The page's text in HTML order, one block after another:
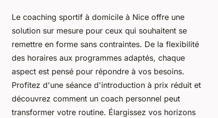
Le coaching sportif à domicile à Nice offre une
solution sur mesure pour ceux qui souhaitent se
remettre en forme sans contraintes. De la flexibilité
des horaires aux programmes adaptés, chaque
aspect est pensé pour répondre à vos besoins.
Profitez d'une séance d'introduction à prix réduit et
découvrez comment un coach personnel peut
transformer votre routine. Élargissez vos horizons